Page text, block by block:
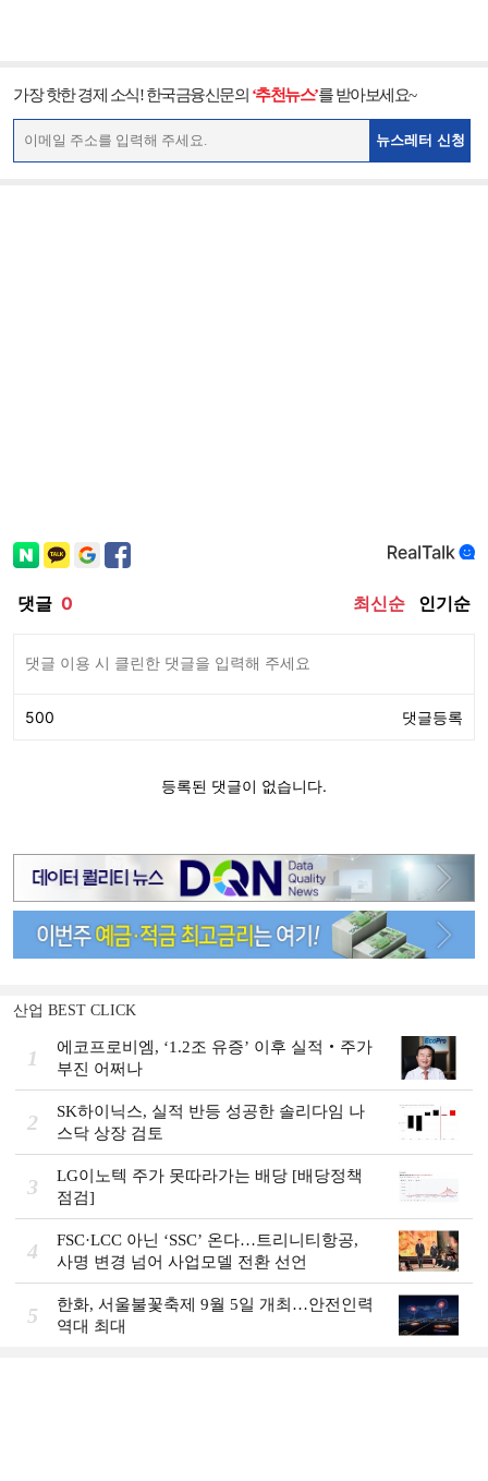
가장 핫한 경제 소식! 한국금융신문의 ‘추천뉴스’를 받아보세요~
뉴스레터 신청
산업 BEST CLICK
1
에코프로비엠, ‘1.2조 유증’ 이후 실적‧주가
부진 어쩌나
2
SK하이닉스, 실적 반등 성공한 솔리다임 나
스닥 상장 검토
3
LG이노텍 주가 못따라가는 배당 [배당정책
점검]
4
FSC·LCC 아닌 ‘SSC’ 온다…트리니티항공,
사명 변경 넘어 사업모델 전환 선언
5
한화, 서울불꽃축제 9월 5일 개최…안전인력
역대 최대